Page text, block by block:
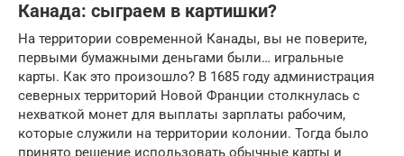
Канада: сыграем в картишки?
На территории современной Канады, вы не поверите,
первыми бумажными деньгами были… игральные
карты. Как это произошло? В 1685 году администрация
северных территорий Новой Франции столкнулась с
нехваткой монет для выплаты зарплаты рабочим,
которые служили на территории колонии. Тогда было
принято решение использовать обычные карты и